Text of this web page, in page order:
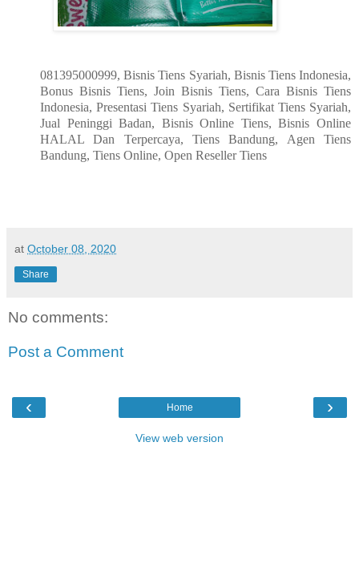
081395000999, Bisnis Tiens Syariah, Bisnis Tiens Indonesia,
Bonus Bisnis Tiens, Join Bisnis Tiens, Cara Bisnis Tiens
Indonesia, Presentasi Tiens Syariah, Sertifikat Tiens Syariah,
Jual Peninggi Badan, Bisnis Online Tiens, Bisnis Online
HALAL Dan Terpercaya, Tiens Bandung, Agen Tiens
Bandung, Tiens Online, Open Reseller Tiens
at October 08, 2020
Share
No comments:
Post a Comment
‹ ›
Home
View web version